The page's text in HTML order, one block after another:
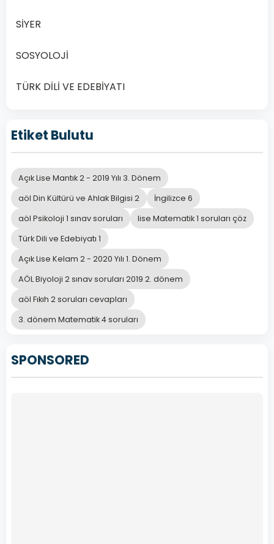
Dönem
Sınav
ile
Başarıya
Ulaşın
Lise
İnsan
Dersi
2020
Dönem
Sınav
Soruları
ile
Ulaşın
2020
SİYER
SOSYOLOJİ
TÜRK DİLİ VE EDEBİYATI
Etiket Bulutu
Açık Lise Mantık 2 - 2019 Yılı 3. Dönem
aöl Din Kültürü ve Ahlak Bilgisi 2
İngilizce 6
aöl Psikoloji 1 sınav soruları
lise Matematik 1 soruları çöz
Türk Dili ve Edebiyatı 1
Açık Lise Kelam 2 - 2020 Yılı 1. Dönem
AÖL Biyoloji 2 sınav soruları 2019 2. dönem
aöl Fıkıh 2 soruları cevapları
3. dönem Matematik 4 soruları
SPONSORED